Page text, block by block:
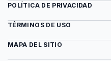
POLÍTICA DE PRIVACIDAD
TÉRMINOS DE USO
MAPA DEL SITIO